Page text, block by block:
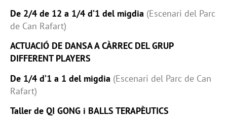
De 2/4 de 12 a 1/4 d’1 del migdia (Escenari del Parc
de Can Rafart)
ACTUACIÓ DE DANSA A CÀRREC DEL GRUP
DIFFERENT PLAYERS
De 1/4 d’1 a 1 del migdia (Escenari del Parc de Can
Rafart)
Taller de QI GONG i BALLS TERAPÈUTICS